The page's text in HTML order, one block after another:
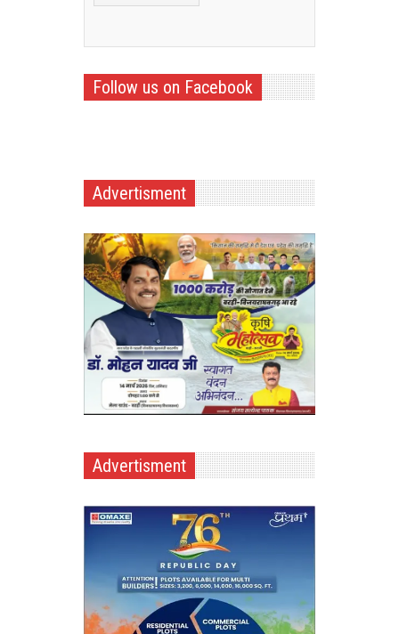
Follow us on Facebook
Advertisment
Advertisment